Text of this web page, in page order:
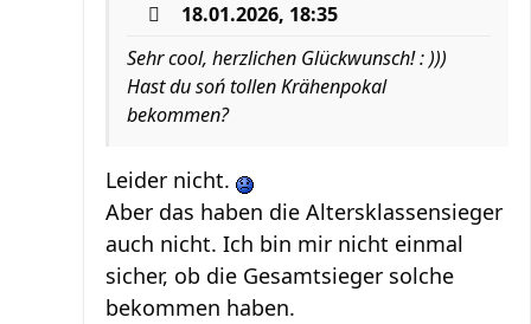
18.01.2026, 18:35
Sehr cool, herzlichen Glückwunsch! : )))
Hast du soń tollen Krähenpokal
bekommen?
Leider nicht.
Aber das haben die Altersklassensieger
auch nicht. Ich bin mir nicht einmal
sicher, ob die Gesamtsieger solche
bekommen haben.